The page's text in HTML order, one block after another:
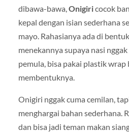
dibawa-bawa, Onigiricocok
kepal dengan isian sederhana
mayo. Rahasianya ada di
menekannya supaya nasi
pemula, bisa pakai plastik
membentuknya.
Onigiri nggak cuma cemilan,
menghargai bahan sederhana.
dan bisa jadi teman makan